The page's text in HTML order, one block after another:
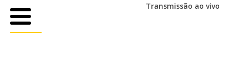
Transmissão ao vivo